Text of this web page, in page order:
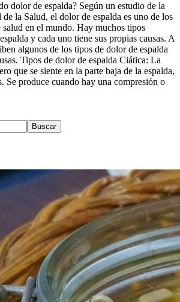
dolor de espalda? Según un estudio de la
la Salud, el dolor de espalda es uno de los
salud en el mundo. Hay muchos tipos
y cada uno tiene sus propias causas. A
algunos de los tipos de dolor de espalda
Tipos de dolor de espalda Ciática: La
que se siente en la parte baja de la espalda,
Se produce cuando hay una compresión o
Buscar